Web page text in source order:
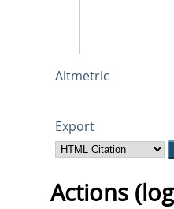
Altmetric
Export
Actions